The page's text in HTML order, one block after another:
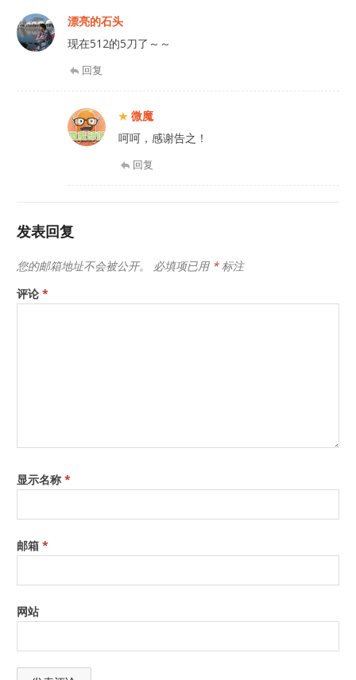
漂亮的石头
现在512的5刀了～～
回复
微魔
呵呵，感谢告之！
回复
发表回复
您的邮箱地址不会被公开。 必填项已用 *标注
评论*
显示名称*
邮箱*
网站